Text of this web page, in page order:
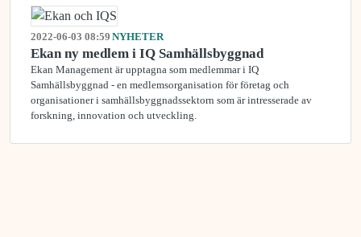
2022-06-03 08:59 NYHETER
Ekan ny medlem i IQ Samhällsbyggnad
Ekan Management är upptagna som medlemmar i IQ
Samhällsbyggnad - en medlemsorganisation för företag och
organisationer i samhällsbyggnadssektorn som är intresserade av
forskning, innovation och utveckling.